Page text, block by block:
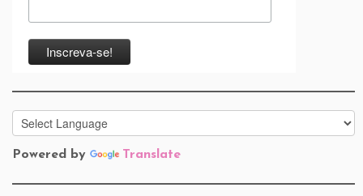
Powered by Translate